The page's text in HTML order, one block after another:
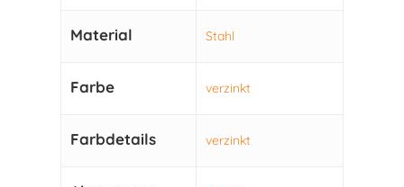
Material Stahl
Farbe verzinkt
Farbdetails verzinkt